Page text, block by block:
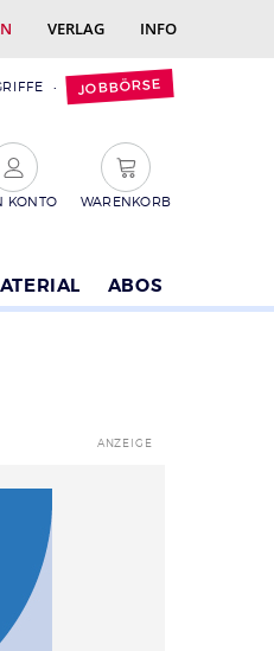
VERLAG INFO
JOBBÖRSE
KONTO WARENKORB
ABOS